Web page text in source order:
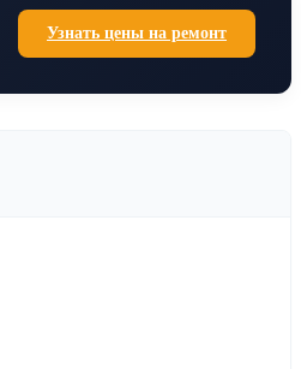
Узнать цены на ремонт